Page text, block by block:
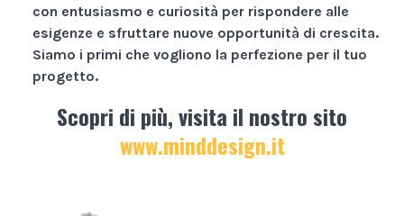
con entusiasmo e curiosità per rispondere alle
esigenze e sfruttare nuove opportunità di crescita.
Siamo i primi che vogliono la perfezione per il tuo
progetto.
Scopri di più, visita il nostro sito
www.minddesign.it